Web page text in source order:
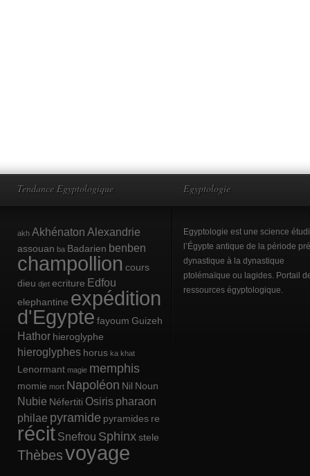
Tendance Egyptologique
akh Akhénaton Alexandrie
assouan ba Badarien benben
champollion cours
dieu djet ecriture Edfou
elephantine expédition
d'Egyptefayoum Guizeh
Hathor hieroglyphe
hieroglyphes horus ka khat
Lenormant magie memphis
momie mort Napoléon Nil Noun
Nubie Néfertiti Osiris pharaon
philae pyramide pyramides re
récit Snefrou Sphinxstele
Thèbesvoyage
Egyptologie
Egyptologie est une science
l’Égypte antique de la période
dynastique à la dynastique
ptolémaïque ou lagides. Portail
ressources égyptologique.